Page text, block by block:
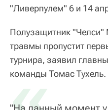
"Ливерпулем" 6 и 14
Полузащитник "Челси"
травмы пропустит
турнира, заявил
команды Томас Тухель.